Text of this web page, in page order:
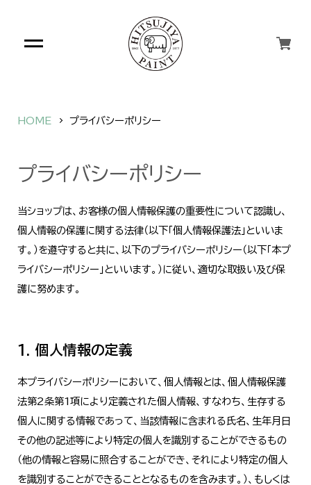
HOME プライバシーポリシー
プライバシーポリシー
当ショップは、お客様の個人情報保護の重要性について認識し、
個人情報の保護に関する法律（以下「個人情報保護法」といいま
す。）を遵守すると共に、以下のプライバシーポリシー（以下「本プ
ライバシーポリシー」といいます。）に従い、適切な取扱い及び保
護に努めます。
1. 個人情報の定義
本プライバシーポリシーにおいて、個人情報とは、個人情報保護
法第2条第1項により定義された個人情報、すなわち、生存する
個人に関する情報であって、当該情報に含まれる氏名、生年月日
その他の記述等により特定の個人を識別することができるもの
（他の情報と容易に照合することができ、それにより特定の個人
を識別することができることとなるものを含みます。）、もしくは